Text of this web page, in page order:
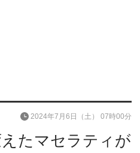
たマセラティが
2024年7月6日（土） 07時00分